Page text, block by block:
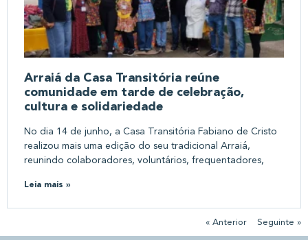
Arraiá da Casa Transitória reúne
comunidade em tarde de celebração,
cultura e solidariedade
No dia 14 de junho, a Casa Transitória Fabiano de Cristo
realizou mais uma edição do seu tradicional Arraiá,
reunindo colaboradores, voluntários, frequentadores,
Leia mais »
« Anterior Seguinte »